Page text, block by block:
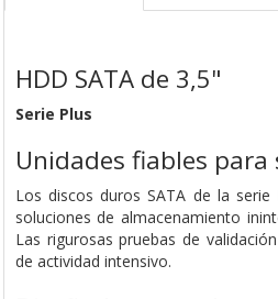
HDD SATA de 3,5"
Serie Plus
Unidades fiables
Los discos duros SATA de la
soluciones de almacenamiento
Las rigurosas pruebas de
de actividad intensivo.